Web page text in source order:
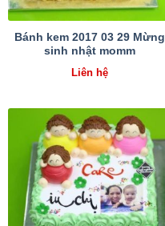
Bánh kem 2017 03 29 Mừng
sinh nhật momm
Liên hệ